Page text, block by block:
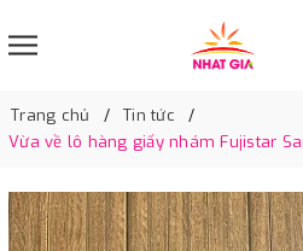
Trang chủ
Tin tức
Vừa về lô hàng giấy nhám Fujistar